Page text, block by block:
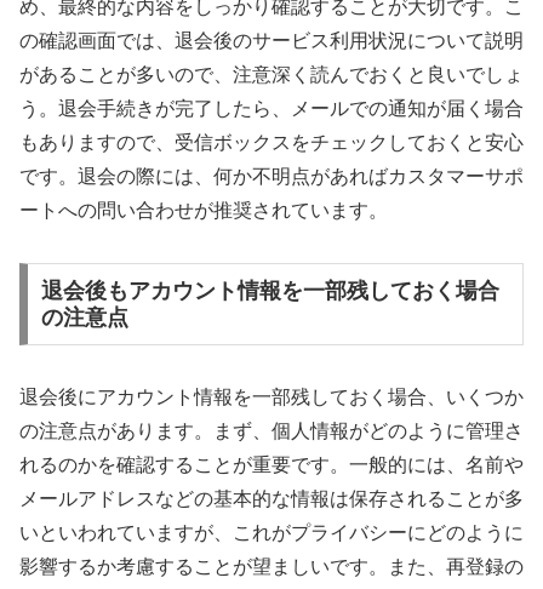
め、最終的な内容をしっかり確認することが大切です。こ
の確認画面では、退会後のサービス利用状況について説明
があることが多いので、注意深く読んでおくと良いでしょ
う。退会手続きが完了したら、メールでの通知が届く場合
もありますので、受信ボックスをチェックしておくと安心
です。退会の際には、何か不明点があればカスタマーサポ
ートへの問い合わせが推奨されています。
退会後もアカウント情報を一部残しておく場合
の注意点
退会後にアカウント情報を一部残しておく場合、いくつか
の注意点があります。まず、個人情報がどのように管理さ
れるのかを確認することが重要です。一般的には、名前や
メールアドレスなどの基本的な情報は保存されることが多
いといわれていますが、これがプライバシーにどのように
影響するか考慮することが望ましいです。また、再登録の